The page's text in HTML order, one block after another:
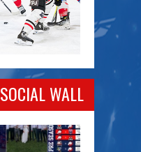
SOCIAL WALL